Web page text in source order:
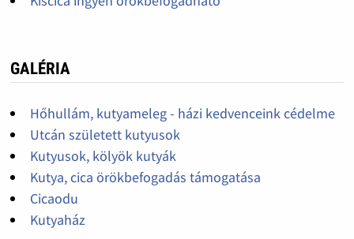
GALÉRIA
Hőhullám, kutyameleg - házi kedvenceink cédelme
Utcán született kutyusok
Kutyusok, kölyök kutyák
Kutya, cica örökbefogadás támogatása
Cicaodu
Kutyaház